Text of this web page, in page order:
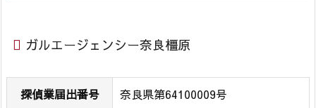
4.
城
ガルエージェンシー奈良橿原
探偵業届出番号 奈良県第64100009号